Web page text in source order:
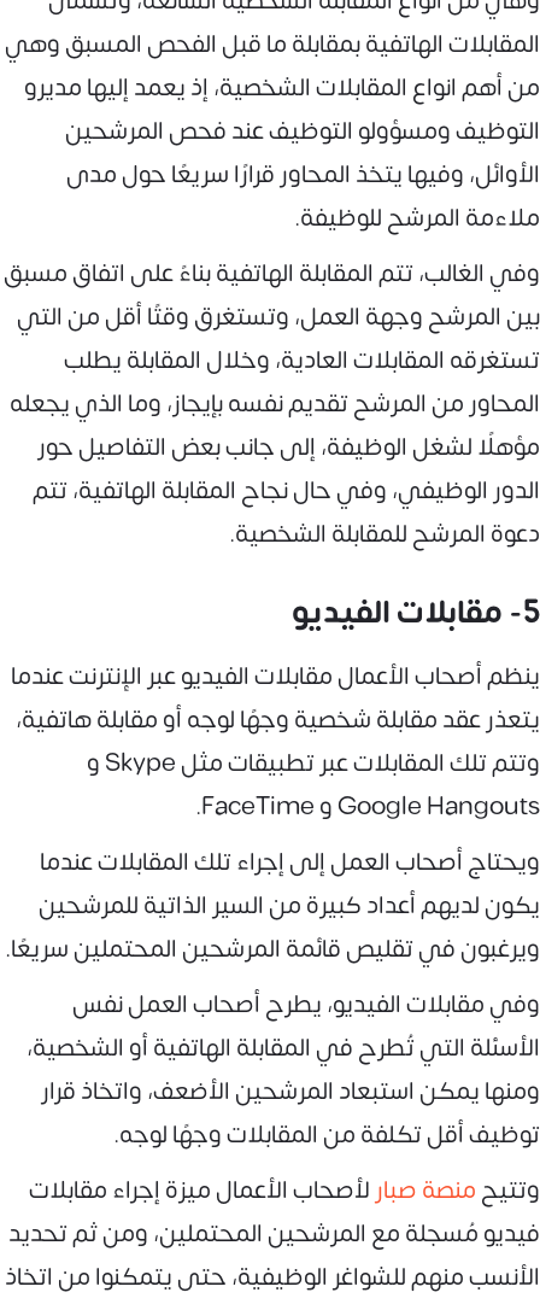
المقابلات الهاتفية بمقابلة ما قبل الفحص المسبق وهي
من أهم انواع المقابلات الشخصية، إذ يعمد إليها مديرو
التوظيف ومسؤولو التوظيف عند فحص المرشحين
الأوائل، وفيها يتخذ المحاور قرارًا سريعًا حول مدى
ملاءمة المرشح للوظيفة.
وفي الغالب، تتم المقابلة الهاتفية بناءً على اتفاق مسبق
بين المرشح وجهة العمل، وتستغرق وقتًا أقل من التي
تستغرقه المقابلات العادية، وخلال المقابلة يطلب
المحاور من المرشح تقديم نفسه بإيجاز، وما الذي يجعله
مؤهلًا لشغل الوظيفة، إلى جانب بعض التفاصيل حور
الدور الوظيفي، وفي حال نجاح المقابلة الهاتفية، تتم
دعوة المرشح للمقابلة الشخصية.
5- مقابلات الفيديو
ينظم أصحاب الأعمال مقابلات الفيديو عبر الإنترنت عندما
يتعذر عقد مقابلة شخصية وجهًا لوجه أو مقابلة هاتفية،
وتتم تلك المقابلات عبر تطبيقات مثل Skype و
Google Hangouts و FaceTime.
ويحتاج أصحاب العمل إلى إجراء تلك المقابلات عندما
يكون لديهم أعداد كبيرة من السير الذاتية للمرشحين
ويرغبون في تقليص قائمة المرشحين المحتملين سريعًا.
وفي مقابلات الفيديو، يطرح أصحاب العمل نفس
الأسئلة التي تُطرح في المقابلة الهاتفية أو الشخصية،
ومنها يمكن استبعاد المرشحين الأضعف، واتخاذ قرار
توظيف أقل تكلفة من المقابلات وجهًا لوجه.
وتتيحمنصة صبار لأصحاب الأعمال ميزة إجراء مقابلات
فيديو مُسجلة مع المرشحين المحتملين، ومن ثم تحديد
الأنسب منهم للشواغر الوظيفية، حتى يتمكنوا من اتخاذ